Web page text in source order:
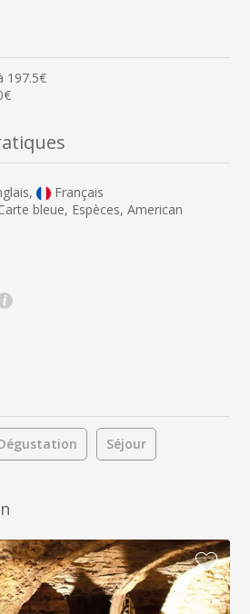
197.5€
Français
bleue, Espèces, American
i
Séjour